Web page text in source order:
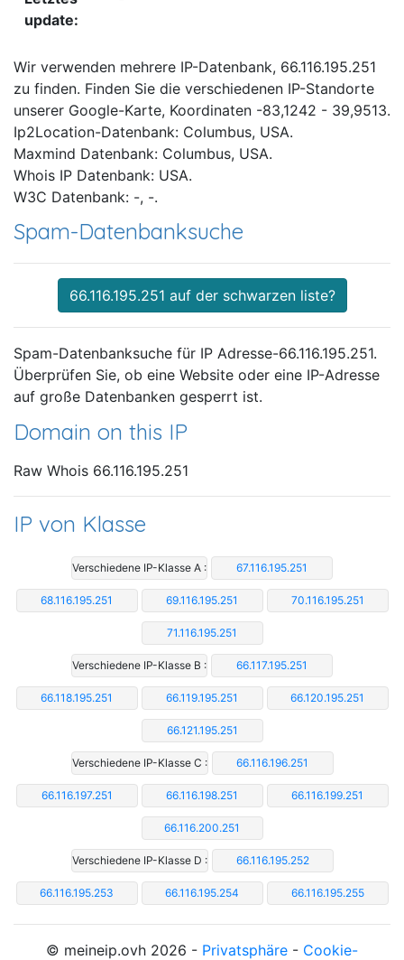
Wir verwenden mehrere IP-Datenbank, 66.116.195.251
zu finden. Finden Sie die verschiedenen IP-Standorte
unserer Google-Karte, Koordinaten -83,1242 - 39,9513.
Ip2Location-Datenbank: Columbus, USA.
Maxmind Datenbank: Columbus, USA.
Whois IP Datenbank: USA.
W3C Datenbank: -, -.
Spam-Datenbanksuche
66.116.195.251 auf der schwarzen liste?
Spam-Datenbanksuche für IP Adresse-66.116.195.251.
Überprüfen Sie, ob eine Website oder eine IP-Adresse
auf große Datenbanken gesperrt ist.
Domain on this IP
Raw Whois 66.116.195.251
IP von Klasse
Verschiedene IP-Klasse A : 67.116.195.251
68.116.195.251 69.116.195.251 70.116.195.251
71.116.195.251
Verschiedene IP-Klasse B : 66.117.195.251
66.118.195.251 66.119.195.251 66.120.195.251
66.121.195.251
Verschiedene IP-Klasse C : 66.116.196.251
66.116.197.251 66.116.198.251 66.116.199.251
66.116.200.251
Verschiedene IP-Klasse D : 66.116.195.252
66.116.195.253 66.116.195.254 66.116.195.255
© meineip.ovh 2026 - Privatsphäre - Cookie-